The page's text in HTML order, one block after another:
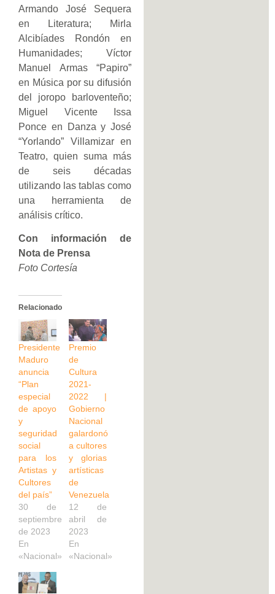
Armando José Sequera
en Literatura; Mirla
Alcibíades Rondón en
Humanidades; Víctor
Manuel Armas “Papiro”
en Música por su difusión
del joropo barloventeño;
Miguel Vicente Issa
Ponce en Danza y José
“Yorlando” Villamizar en
Teatro, quien suma más
de seis décadas
utilizando las tablas como
una herramienta de
análisis crítico.
Con información de
Nota de Prensa
Foto Cortesía
Relacionado
Presidente
Maduro
anuncia
“Plan
especial
de apoyo
y
seguridad
social
para los
Artistas y
Cultores
del país”
30 de
septiembre
de 2023
En
«Nacional»
Premio
de
Cultura
2021-
2022 |
Gobierno
Nacional
galardonó
a cultores
y glorias
artísticas
de
Venezuela
12 de
abril de
2023
En
«Nacional»